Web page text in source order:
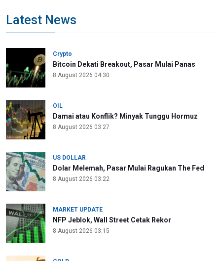
Latest News
Crypto
Bitcoin Dekati Breakout, Pasar Mulai Panas
8 August 2026 04:30
OIL
Damai atau Konflik? Minyak Tunggu Hormuz
8 August 2026 03:27
US DOLLAR
Dolar Melemah, Pasar Mulai Ragukan The Fed
8 August 2026 03:22
MARKET UPDATE
NFP Jeblok, Wall Street Cetak Rekor
8 August 2026 03:15